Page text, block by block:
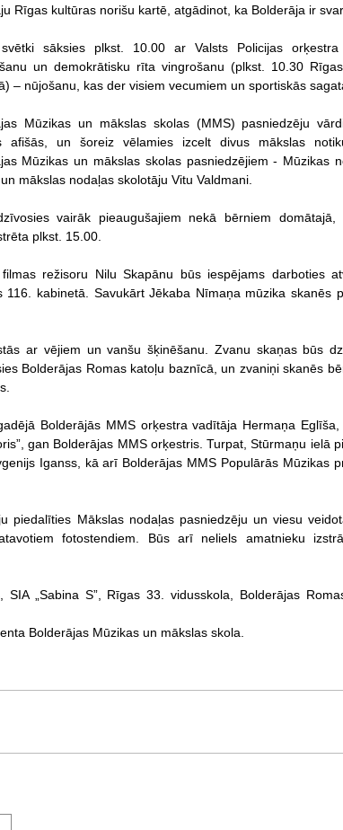
Rīgas kultūras norišu kartē, atgādinot, ka Bolderāja ir
sāksies plkst. 10.00 ar Valsts Policijas
un demokrātisku rīta vingrošanu (plkst. 10.30
– nūjošanu, kas der visiem vecumiem un sportiskās
Mūzikas un mākslas skolas (MMS) pasniedzēju
afišās, un šoreiz vēlamies izcelt divus mākslas
Mūzikas un mākslas skolas pasniedzējiem - Mūzikas
mākslas nodaļas skolotāju Vitu Valdmani.
vairāk pieaugušajiem nekā bērniem domātajā,
plkst. 15.00.
režisoru Nilu Skapānu būs iespējams darboties
kabinetā. Savukārt Jēkaba Nīmaņa mūzika skanēs
ar vējiem un vanšu šķinēšanu. Zvanu skaņas būs
Bolderājas Romas katoļu baznīcā, un zvaniņi skanēs
Bolderājās MMS orķestra vadītāja Hermaņa
gan Bolderājas MMS orķestris. Turpat, Stūrmaņu ielā
Iganss, kā arī Bolderājas MMS Populārās Mūzikas
piedalīties Mākslas nodaļas pasniedzēju un viesu
fotostendiem. Būs arī neliels amatnieku
„Sabina S”, Rīgas 33. vidusskola, Bolderājas
Bolderājas Mūzikas un mākslas skola.